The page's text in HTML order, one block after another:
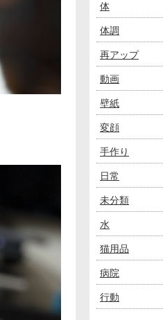
体
体調
再アップ
動画
壁紙
変顔
手作り
日常
未分類
水
猫用品
病院
行動